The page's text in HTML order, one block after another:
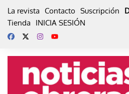
La revista Contacto Suscripción
Tienda
INICIA SESIÓN